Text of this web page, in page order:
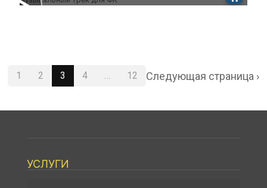
1 2 3 4 … 12 Следующая страница ›
УСЛУГИ